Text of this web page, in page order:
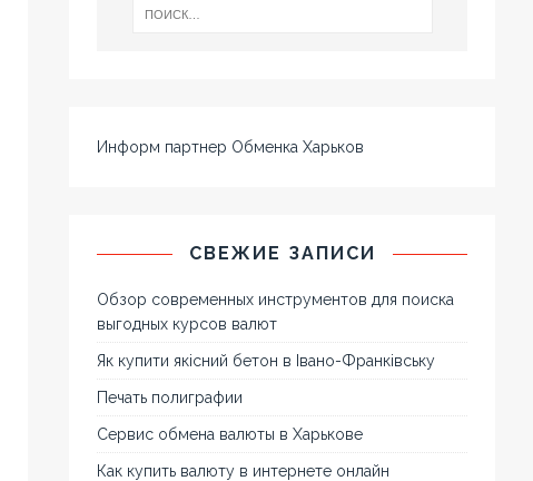
Информ партнер Обменка Харьков
СВЕЖИЕ ЗАПИСИ
Обзор современных инструментов для поиска
выгодных курсов валют
Як купити якісний бетон в Івано-Франківську
Печать полиграфии
Сервис обмена валюты в Харькове
Как купить валюту в интернете онлайн